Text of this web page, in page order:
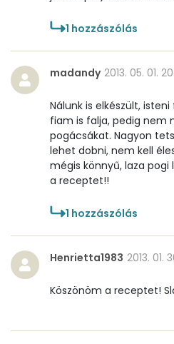
β-karotin
β-crypt
Likopin
Lut-zea
1 hozzászólás
madandy 2013. 05. 01.
Nálunk is elkészült,
fiam is falja, pedig nem
pogácsákat. Nagyon
lehet dobni, nem kell
mégis könnyű, laza pogi
a receptet!!
1 hozzászólás
Henrietta1983 2013. 01.
Köszönöm a receptet!